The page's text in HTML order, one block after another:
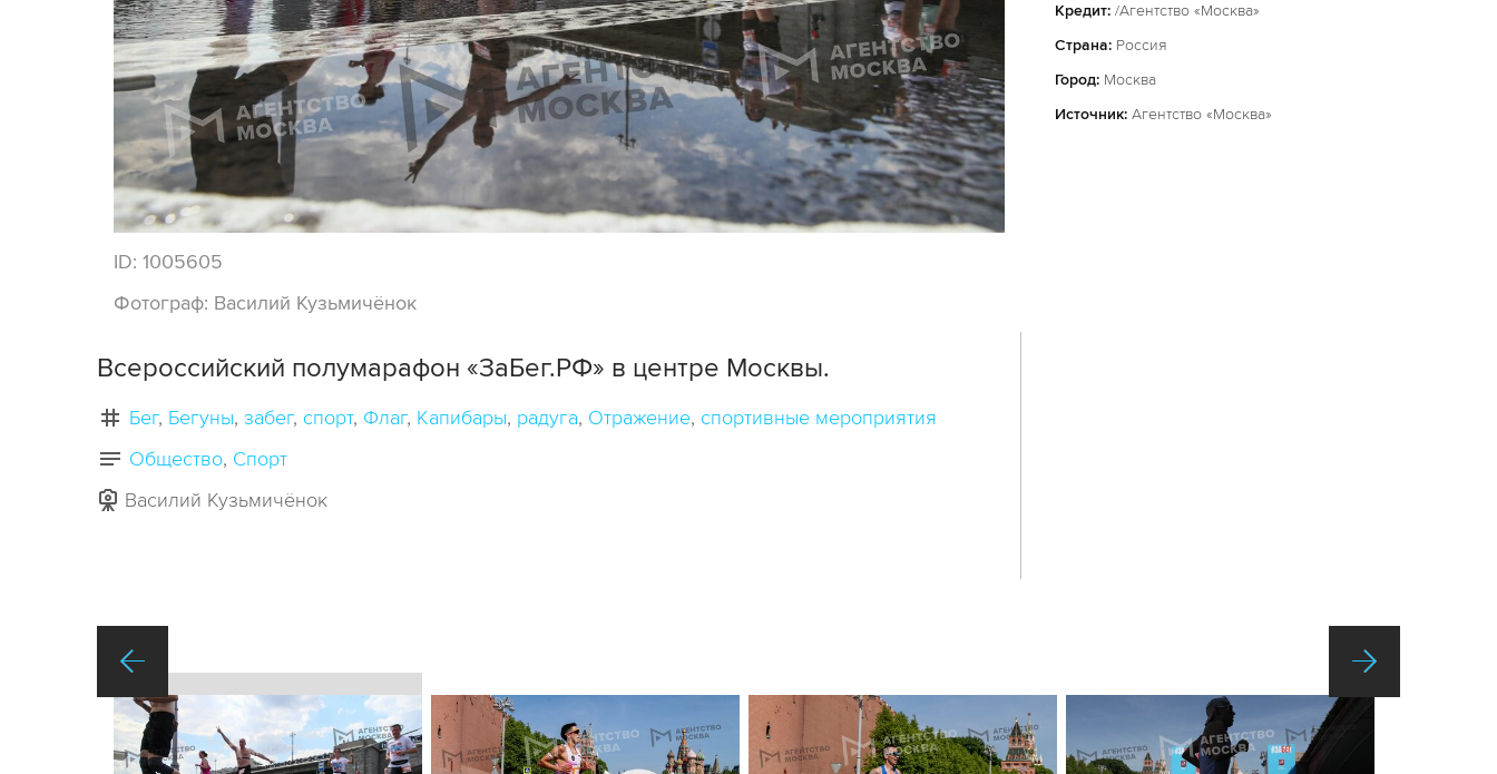
ID: 1005605
Фотограф: Василий Кузьмичёнок
Кредит: /Агентство «Москва»
Страна: Россия
Город: Москва
Источник: Агентство «Москва»
Всероссийский полумарафон «ЗаБег.РФ» в центре Москвы.
Бег Бегуны забег спорт Флаг Капибары радуга Отражение спортивные мероприятия
Общество Спорт
Василий Кузьмичёнок